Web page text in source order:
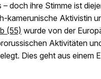
– doch ihre Stimme ist
kamerunische Aktivistin
(55) wurde von der
Aktivitäten
Dies geht aus einem